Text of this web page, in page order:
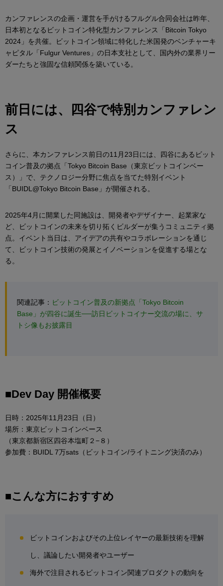
カンファレンスの企画・運営を手がけるフルグル合同会社は昨年、
日本初となるビットコイン特化型カンファレンス「Bitcoin Tokyo
2024」を共催。ビットコイン領域に特化した米国発のベンチャーキ
ャピタル「Fulgur Ventures」の日本支社として、国内外の業界リー
ダーたちと強固な信頼関係を築いている。
前日には、四谷で特別カンファレン
ス
さらに、本カンファレンス前日の11月23日には、四谷にあるビット
コイン普及の拠点「Tokyo Bitcoin Base（東京ビットコインベー
ス）」で、テクノロジー分野に焦点を当てた特別イベント
「BUIDL@Tokyo Bitcoin Base」が開催される。
2025年4月に開業した同施設は、開発者やデザイナー、起業家な
ど、ビットコインの未来を切り拓くビルダーが集うコミュニティ拠
点。イベント当日は、アイデアの共有やコラボレーションを通じ
て、ビットコイン技術の発展とイノベーションを促進する場とな
る。
関連記事： ビットコイン普及の新拠点「Tokyo Bitcoin
Base」が四谷に誕生──訪日ビットコイナー交流の場に、サ
トシ像もお披露目
■Dev Day 開催概要
日時：2025年11月23日（日）
場所：東京ビットコインベース
（東京都新宿区四谷本塩町２−８）
参加費：BUIDL 7万sats（ビットコイン/ライトニング決済のみ）
■こんな方におすすめ
ビットコインおよびその上位レイヤーの最新技術を理解
し、議論したい開発者やユーザー
海外で注目されるビットコイン関連プロダクトの動向を